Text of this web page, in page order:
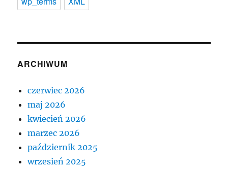
ARCHIWUM
czerwiec 2026
maj 2026
kwiecień 2026
marzec 2026
październik 2025
wrzesień 2025